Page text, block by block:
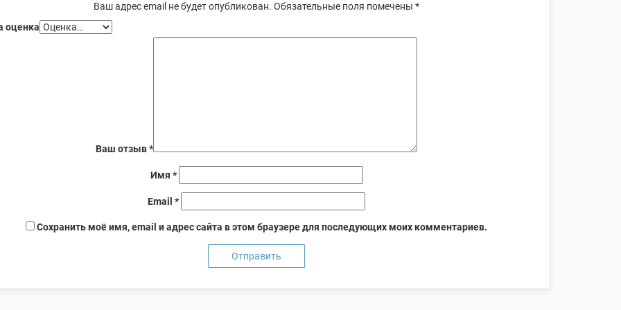
Ваш адрес email не будет опубликован. Обязательные поля помечены*
оценка
Ваш отзыв*
Имя *
Email*
Сохранить моё имя, email и адрес сайта в этом браузере для последующих моих комментариев.